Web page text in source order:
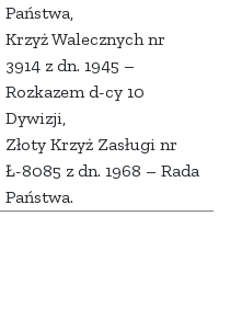
Państwa,
Krzyż Walecznych nr
3914 z dn. 1945 –
Rozkazem d-cy 10
Dywizji,
Złoty Krzyż Zasługi nr
Ł-8085 z dn. 1968 – Rada
Państwa.